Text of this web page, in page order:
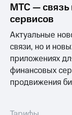
и акционерам
МТС — связь
сервисов
Актуальные
связи, но и
приложениях
финансовых
продвижения